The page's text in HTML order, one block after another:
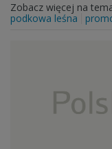
Zobacz więcej na
podkowa leśna